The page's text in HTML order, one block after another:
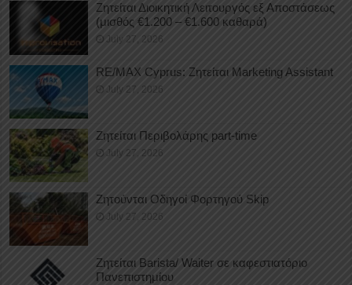
Ζητείται Διοικητική Λειτουργός εξ Αποστάσεως
(μισθός €1.200 – €1.600 καθαρά)
July 27, 2026
RE/MAX Cyprus: Ζητείται Marketing Assistant
July 27, 2026
Ζητείται Περιβολάρης part-time
July 27, 2026
Ζητούνται Οδηγοί Φορτηγού Skip
July 27, 2026
Ζητείται Barista/ Waiter σε καφεστιατόριο
Πανεπιστημίου